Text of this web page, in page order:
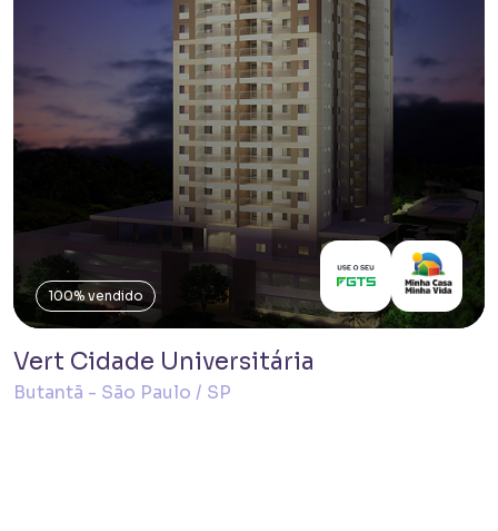
100% vendido
Vert Cidade Universitária
Butantã - São Paulo / SP